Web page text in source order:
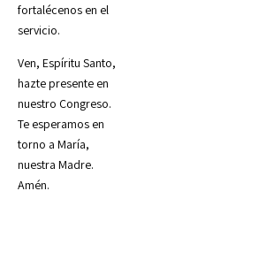
fortalécenos en el
servicio.
Ven, Espíritu Santo,
hazte presente en
nuestro Congreso.
Te esperamos en
torno a María,
nuestra Madre.
Amén.